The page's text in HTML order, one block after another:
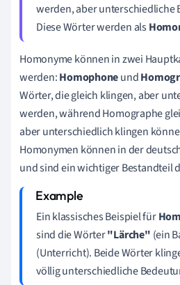
werden, aber unterschiedliche
Diese Wörter werden als
Homonyme können in zwei
werden:Homophoneund
Wörter, die gleich klingen, aber
werden, während Homographe
aber unterschiedlich klingen
Homonymen können in der
und sind ein wichtiger Bestandteil
Ein klassisches Beispiel für
sind die Wörter"Lärche" (ein
(Unterricht). Beide Wörter
völlig unterschiedliche